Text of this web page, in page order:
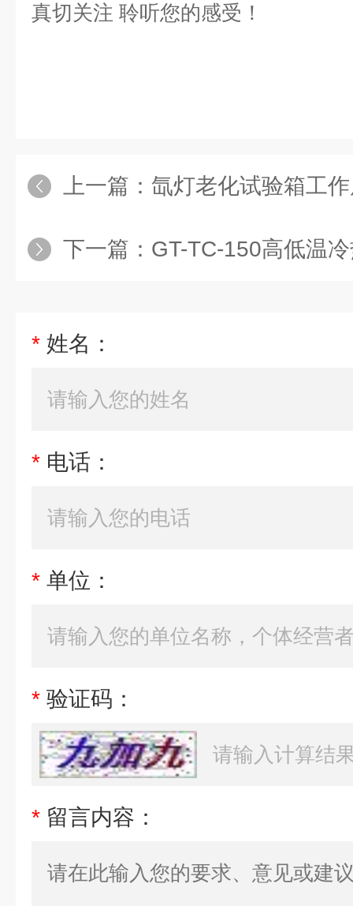
真切关注 聆听您的感受！
上一篇： 氙灯老化试验箱工
下一篇： GT-TC-150高低温
* 姓名：
* 电话：
* 单位：
* 验证码：
* 留言内容：